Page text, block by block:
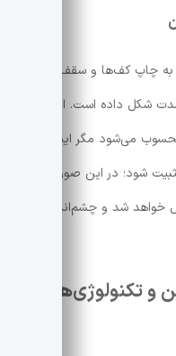
21 نوامبر شروع به چاپ کف‌ها و سقف‌های
شکل داده است. اما
می‌شود مگر اینکه
96٬600 دلار تثبیت شود؛ در این صورت
شد و چشم‌انداز
و تکنولوژی‌های